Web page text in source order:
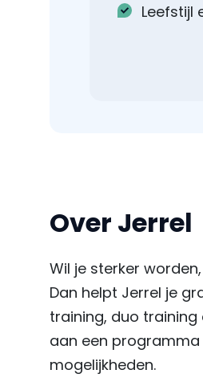
Leefstijl
Over Jerrel
Wil je sterker
Dan helpt Jerrel je
training, duo
aan een
mogelijkheden.